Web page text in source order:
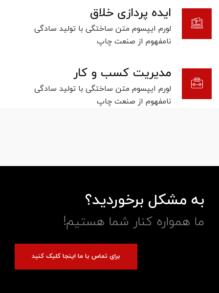
ایده پردازی خلاق
لورم ایپسوم متن ساختگی با تولید سادگی
نامفهوم از صنعت چاپ
مدیریت کسب و کار
لورم ایپسوم متن ساختگی با تولید سادگی
نامفهوم از صنعت چاپ
به مشکل برخوردید؟
ما همواره کنار شما هستیم!
برای تماس با ما اینجا کلیک کنید